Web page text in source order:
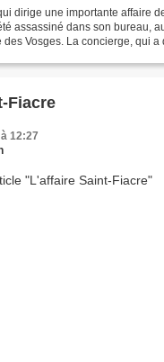
dirige une importante affaire
assassiné dans son bureau,
Vosges. La concierge, qui a
Fiacre
12:27